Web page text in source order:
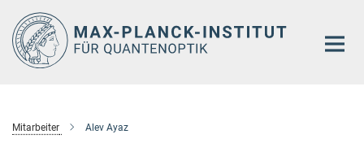
Hauptinhalt
Mitarbeiter Alev Ayaz